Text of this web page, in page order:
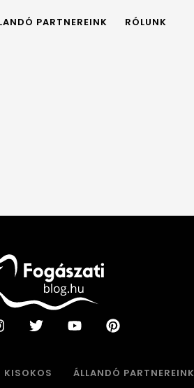
PARTNEREINK RÓLUNK
KISOKOS ÁLLANDÓ PARTNEREINK